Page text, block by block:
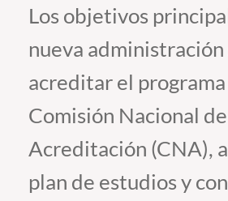
Vinculación con el Medio
Admisión
Los objetivos
nueva
acreditar el
Comisión Nacional de
Acreditación (CNA),
plan de estudios y